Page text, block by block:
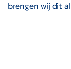
brengen wij dit